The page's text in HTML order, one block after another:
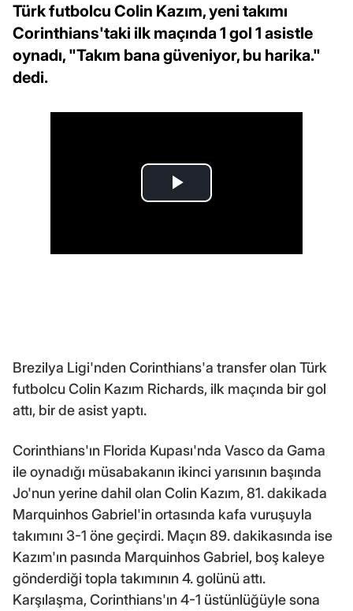
Türk futbolcu Colin Kazım, yeni takımı
Corinthians'taki ilk maçında 1 gol 1 asistle
oynadı, "Takım bana güveniyor, bu harika."
dedi.
Brezilya Ligi'nden Corinthians'a transfer olan Türk
futbolcu Colin Kazım Richards, ilk maçında bir gol
attı, bir de asist yaptı.
Corinthians'ın Florida Kupası'nda Vasco da Gama
ile oynadığı müsabakanın ikinci yarısının başında
Jo'nun yerine dahil olan Colin Kazım, 81. dakikada
Marquinhos Gabriel'in ortasında kafa vuruşuyla
takımını 3-1 öne geçirdi. Maçın 89. dakikasında ise
Kazım'ın pasında Marquinhos Gabriel, boş kaleye
gönderdiği topla takımının 4. golünü attı.
Karşılaşma, Corinthians'ın 4-1 üstünlüğüyle sona